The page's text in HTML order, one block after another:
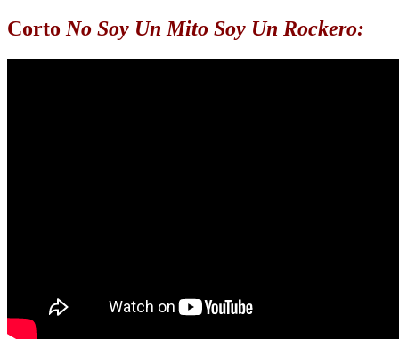
Corto No Soy Un Mito Soy Un Rockero: